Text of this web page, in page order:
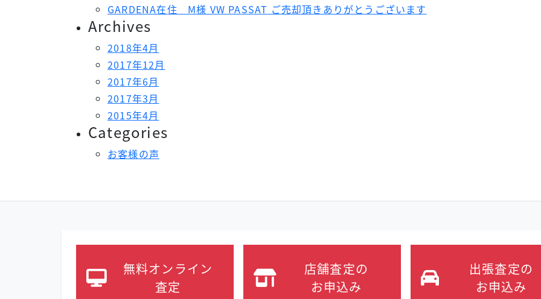
GARDENA在住 M様 VW PASSAT ご売却頂きありがとうございます
Archives
2018年4月
2017年12月
2017年6月
2017年3月
2015年4月
Categories
お客様の声
無料オンライン
査定
店舗査定の
お申込み
出張査定の
お申込み